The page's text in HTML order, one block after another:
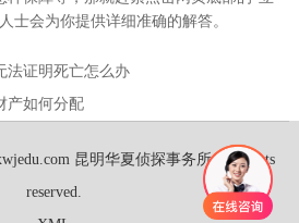
士会为你提供详细准确的解答。
法证明死亡怎么办
产如何分配
昆明华夏侦探事务所 All rights
reserved.